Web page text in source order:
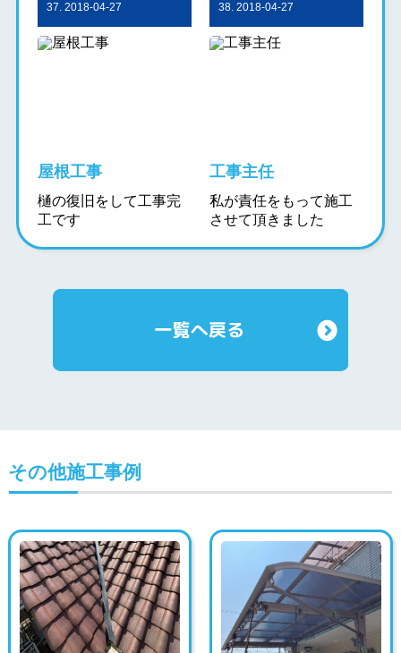
37. 2018-04-27
屋根工事
樋の復旧をして工事完
工です
38. 2018-04-27
工事主任
私が責任をもって施工
させて頂きました
その他施工事例